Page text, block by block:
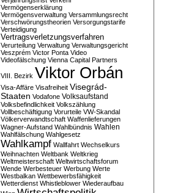
Vermögenserklärung
Vermögensverwaltung Versammlungsrecht
Verschwörungstheorien Versorgungstarife
Verteidigung
Vertragsverletzungsverfahren
Verurteilung Verwaltung Verwaltungsgericht
Veszprém Victor Ponta Video
Videofälschung Vienna Capital Partners
VIII. Bezirk Viktor Orbán
Visa-Affäre Visafreiheit Visegrád-
Staaten Vodafone Volksaufstand
Volksbefindlichkeit Volkszählung
Vollbeschäftigung Vorurteile VW-Skandal
Völkerverwandtschaft Waffenlieferungen
Wagner-Aufstand Wahlbündnis Wahlen
Wahlfälschung Wahlgesetz
Wahlkampf Wallfahrt Wechselkurs
Weihnachten Weltbank Weltkrieg
Weltmeisterschaft Weltwirtschaftsforum
Wende Werbesteuer Werbung Werte
Westbalkan Wettbewerbsfähigkeit
Wetterdienst Whistleblower Wiederaufbau